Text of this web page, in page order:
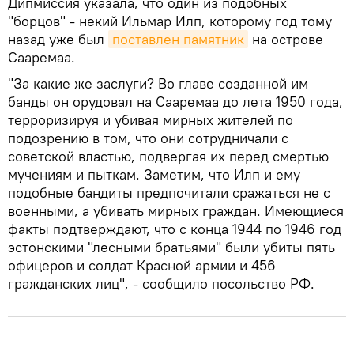
"борцов" - некий Ильмар Илп, которому год тому
назад уже был поставлен памятник на острове
Сааремаа.
"За какие же заслуги? Во главе созданной им
банды он орудовал на Сааремаа до лета 1950 года,
терроризируя и убивая мирных жителей по
подозрению в том, что они сотрудничали с
советской властью, подвергая их перед смертью
мучениям и пыткам. Заметим, что Илп и ему
подобные бандиты предпочитали сражаться не с
военными, а убивать мирных граждан. Имеющиеся
факты подтверждают, что с конца 1944 по 1946 год
эстонскими "лесными братьями" были убиты пять
офицеров и солдат Красной армии и 456
гражданских лиц", - сообщило посольство РФ.